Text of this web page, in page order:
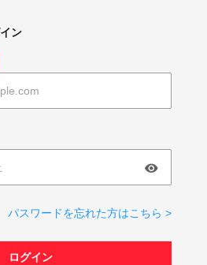
ン
パスワードを忘れた方はこちら >
ログイン